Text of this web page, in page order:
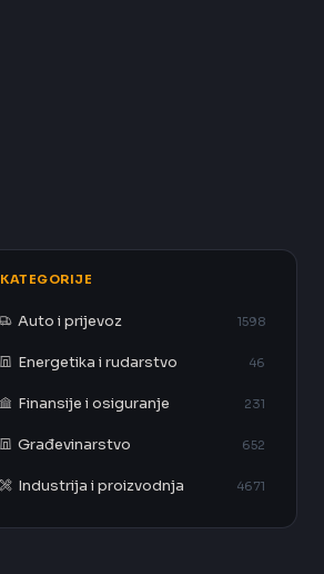
KATEGORIJE
Auto i prijevoz 1598
Energetika i rudarstvo 46
Finansije i osiguranje 231
Građevinarstvo 652
Industrija i proizvodnja 4671